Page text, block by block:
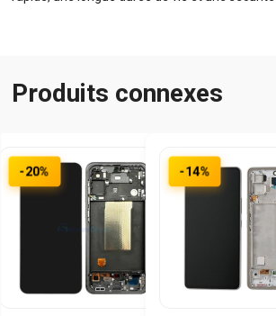
Produits connexes
-20% -14%